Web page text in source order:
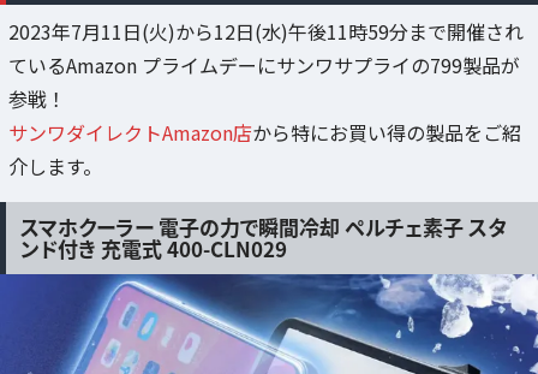
2023年7月11日(火)から12日(水)午後11時59分まで開催され
ているAmazon プライムデーにサンワサプライの799製品が
参戦！
サンワダイレクトAmazon店から特にお買い得の製品をご紹
介します。
スマホクーラー 電子の力で瞬間冷却 ペルチェ素子 スタ
ンド付き 充電式 400-CLN029